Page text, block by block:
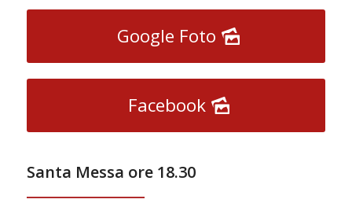
Google Foto
Facebook
Santa Messa ore 18.30